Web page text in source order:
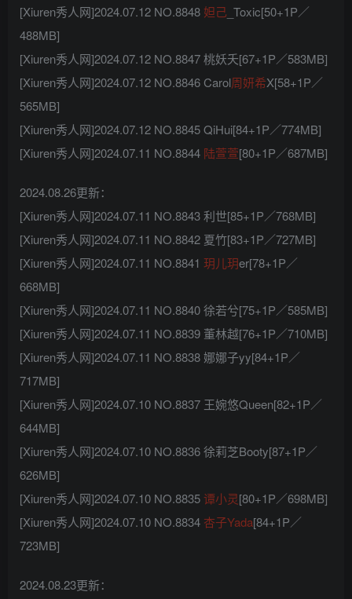
[Xiuren秀人网]2024.07.12 NO.8848妲己 _Toxic[50+1P／
488MB]
[Xiuren秀人网]2024.07.12 NO.8847 桃妖夭[67+1P／583MB]
[Xiuren秀人网]2024.07.12 NO.8846 Carol周妍希X[58+1P／
565MB]
[Xiuren秀人网]2024.07.12 NO.8845 QiHui[84+1P／774MB]
[Xiuren秀人网]2024.07.11 NO.8844 陆萱萱[80+1P／687MB]
2024.08.26更新：
[Xiuren秀人网]2024.07.11 NO.8843 利世[85+1P／768MB]
[Xiuren秀人网]2024.07.11 NO.8842 夏竹[83+1P／727MB]
[Xiuren秀人网]2024.07.11 NO.8841 玥儿玥er[78+1P／
668MB]
[Xiuren秀人网]2024.07.11 NO.8840 徐若兮[75+1P／585MB]
[Xiuren秀人网]2024.07.11 NO.8839 董林越[76+1P／710MB]
[Xiuren秀人网]2024.07.11 NO.8838 娜娜子yy[84+1P／
717MB]
[Xiuren秀人网]2024.07.10 NO.8837 王婉悠Queen[82+1P／
644MB]
[Xiuren秀人网]2024.07.10 NO.8836 徐莉芝Booty[87+1P／
626MB]
[Xiuren秀人网]2024.07.10 NO.8835谭小灵[80+1P／698MB]
[Xiuren秀人网]2024.07.10 NO.8834 杏子Yada[84+1P／
723MB]
2024.08.23更新：